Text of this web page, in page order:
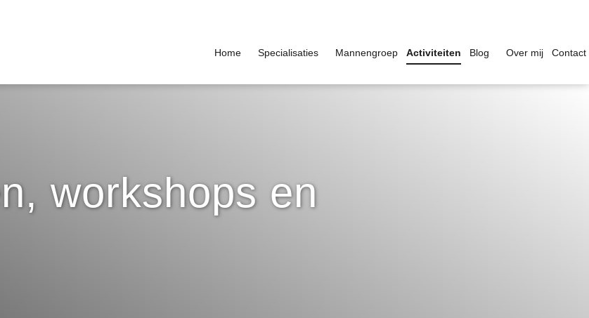
Home Specialisaties Mannengroep Activiteiten Blog Over mij Contact
workshops en